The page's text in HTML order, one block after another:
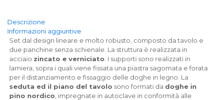
Descrizione
Informazioni aggiuntive
Set dal design lineare e molto robusto, composto da tavolo e
due panchine senza schienale. La struttura è realizzata in
acciaio zincato e verniciato . I supporti sono realizzati in
lamiera, sopra i quali viene fissata una piastra sagomata e forata
per il distanziamento e fissaggio delle doghe in legno. La
seduta ed il piano del tavolo sono formati da doghe in
pino nordico , impregnate in autoclave in conformità alle